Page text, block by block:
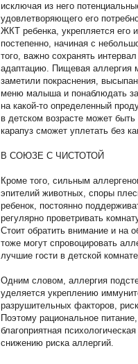
исключая из него
удовлетворяющего его
ЖКТ ребенка, укрепляется его
постепенно, начиная с
того, важно сохранять
адаптацию. Пищевая аллергия
заметили покраснения,
меню малыша и понаблюдать
на какой-то определенный
в детском возрасте может
карапуз сможет уплетать без
В СОЮЗЕ С ЧИСТОТОЙ
Кроме того, сильным
эпителий животных, споры
ребенок, постоянно
регулярно проветривать
Стоит обратить внимание и на
тоже могут спровоцировать
лучшие гости в детской
Одним словом, аллергия
уделяется укреплению
разрушительных факторов,
Поэтому рациональное
благоприятная
снижению риска аллергий.